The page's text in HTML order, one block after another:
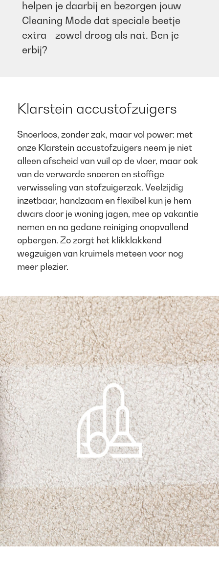
helpen je daarbij en bezorgen jouw
Cleaning Mode dat speciale beetje
extra - zowel droog als nat. Ben je
erbij?
Klarstein accustofzuigers​ ​
Snoerloos, zonder zak, maar vol power: met
onze Klarstein accustofzuigers neem je niet
alleen afscheid van vuil op de vloer, maar ook
van de verwarde snoeren en stoffige
verwisseling van stofzuigerzak. Veelzijdig
inzetbaar, handzaam en flexibel kun je hem
dwars door je woning jagen, mee op vakantie
nemen en na gedane reiniging onopvallend
opbergen. Zo zorgt het klikklakkend
wegzuigen van kruimels meteen voor nog
meer plezier.